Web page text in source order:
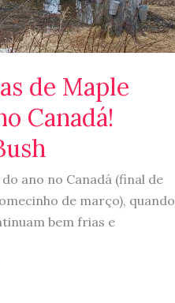
de Maple
Canadá!
ano no Canadá (final de
de março), quando
bem frias e